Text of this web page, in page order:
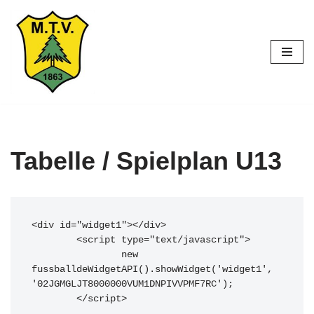
Zum
Inhalt
springen
Tabelle / Spielplan U13
<div id="widget1"></div>
fussballdeWidgetAPI().showWidget('widget1',
'02JGMGLJT8000000VUM1DNPIVVPMF7RC');
	</script>